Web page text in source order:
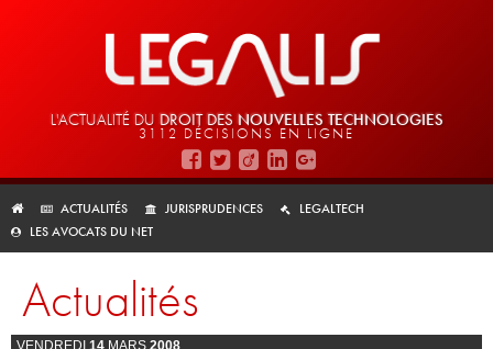
L'ACTUALITÉ DU DROIT DES NOUVELLES TECHNOLOGIES
3112 DÉCISIONS EN LIGNE
ACTUALITÉS JURISPRUDENCES
LEGALTECH
LES AVOCATS DU NET
Actualités
VENDREDI 14 MARS 2008